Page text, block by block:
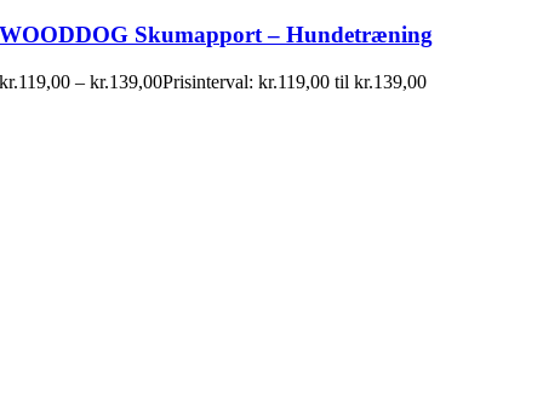
WOODDOG Skumapport – Hundetræning
kr.119,00 – kr.139,00Prisinterval: kr.119,00 til kr.139,00